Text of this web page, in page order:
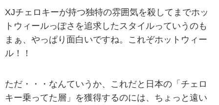
XJチェロキーが持つ独特の雰囲気を殺してまでホッ
トウィールっぽさを追求したスタイルっていうのも
まぁ、やっぱり面白いですね。これぞホットウィー
ル！！
ただ・・・なんていうか、これだと日本の「チェロ
キー乗ってた層」を獲得するのには、ちょっと遠い